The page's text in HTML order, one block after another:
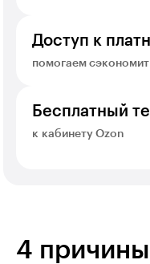
Доступ к
помогаем
Бесплатный
к кабинету Ozon
4